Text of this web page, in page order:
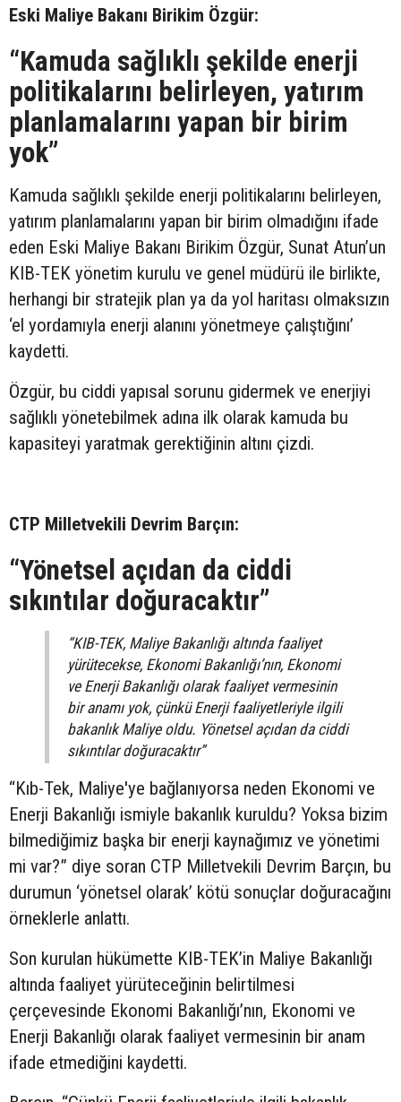
Eski Maliye Bakanı Birikim Özgür:
“Kamuda sağlıklı şekilde enerji
politikalarını belirleyen, yatırım
planlamalarını yapan bir birim
yok”
Kamuda sağlıklı şekilde enerji politikalarını belirleyen,
yatırım planlamalarını yapan bir birim olmadığını ifade
eden Eski Maliye Bakanı Birikim Özgür, Sunat Atun’un
KIB-TEK yönetim kurulu ve genel müdürü ile birlikte,
herhangi bir stratejik plan ya da yol haritası olmaksızın
‘el yordamıyla enerji alanını yönetmeye çalıştığını’
kaydetti.
Özgür, bu ciddi yapısal sorunu gidermek ve enerjiyi
sağlıklı yönetebilmek adına ilk olarak kamuda bu
kapasiteyi yaratmak gerektiğinin altını çizdi.
CTP Milletvekili Devrim Barçın:
“Yönetsel açıdan da ciddi
sıkıntılar doğuracaktır”
“KIB-TEK, Maliye Bakanlığı altında faaliyet
yürütecekse, Ekonomi Bakanlığı’nın, Ekonomi
ve Enerji Bakanlığı olarak faaliyet vermesinin
bir anamı yok, çünkü Enerji faaliyetleriyle ilgili
bakanlık Maliye oldu. Yönetsel açıdan da ciddi
sıkıntılar doğuracaktır”
“Kıb-Tek, Maliye'ye bağlanıyorsa neden Ekonomi ve
Enerji Bakanlığı ismiyle bakanlık kuruldu? Yoksa bizim
bilmediğimiz başka bir enerji kaynağımız ve yönetimi
mi var?” diye soran CTP Milletvekili Devrim Barçın, bu
durumun ‘yönetsel olarak’ kötü sonuçlar doğuracağını
örneklerle anlattı.
Son kurulan hükümette KIB-TEK’in Maliye Bakanlığı
altında faaliyet yürüteceğinin belirtilmesi
çerçevesinde Ekonomi Bakanlığı’nın, Ekonomi ve
Enerji Bakanlığı olarak faaliyet vermesinin bir anam
ifade etmediğini kaydetti.